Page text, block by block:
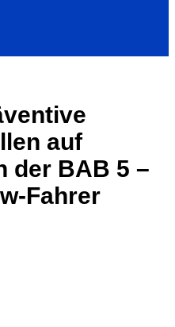
auf
der BAB 5 –
Fahrer